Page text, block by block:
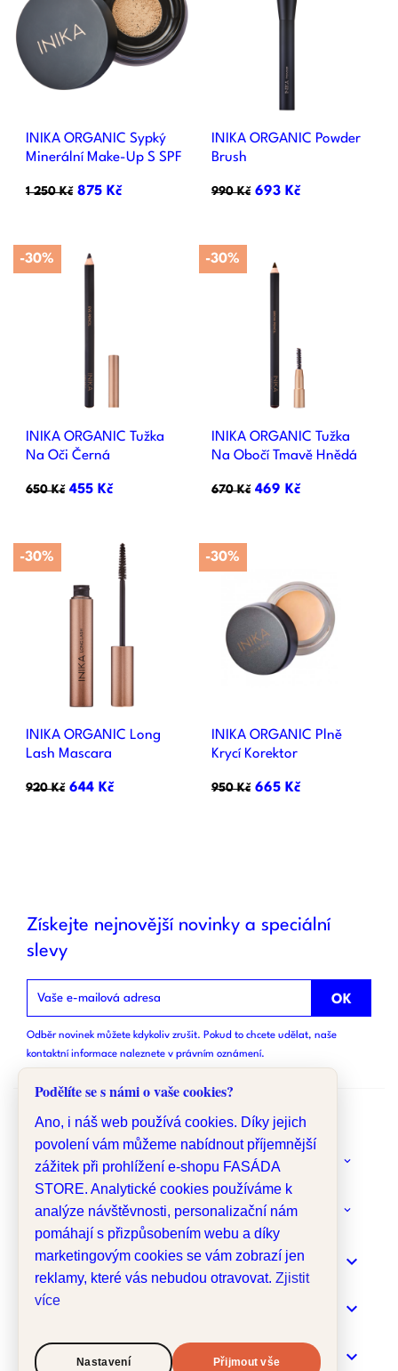
INIKA ORGANIC Sypký
Minerální Make-Up S SPF
1 250 Kč 875 Kč
INIKA ORGANIC Powder
Brush
990 Kč 693 Kč
INIKA ORGANIC Tužka
Na Oči Černá
650 Kč 455 Kč
-30%
INIKA ORGANIC Tužka
Na Obočí Tmavě Hnědá
670 Kč 469 Kč
-30%
INIKA ORGANIC Long
Lash Mascara
920 Kč 644 Kč
-30%
INIKA ORGANIC Plně
Krycí Korektor
950 Kč 665 Kč
-30%
Získejte nejnovější novinky a speciální
slevy
Odběr novinek můžete kdykoliv zrušit. Pokud to chcete udělat, naše
kontaktní informace naleznete v právním oznámení.
O NÁS keyboard_arrow_down
MÁTE DOTAZ? keyboard_arrow_down
INFORMACE 
MENU 
VÁŠ ÚČET 
Podělíte se s námi o vaše cookies?
Ano, i náš web používá cookies. Díky jejich
povolení vám můžeme nabídnout příjemnější
zážitek při prohlížení e-shopu FASÁDA
STORE. Analytické cookies používáme k
analýze návštěvnosti, personalizační nám
pomáhají s přizpůsobením webu a díky
marketingovým cookies se vám zobrazí jen
reklamy, které vás nebudou otravovat. Zjistit
více
Nastavení Přijmout vše